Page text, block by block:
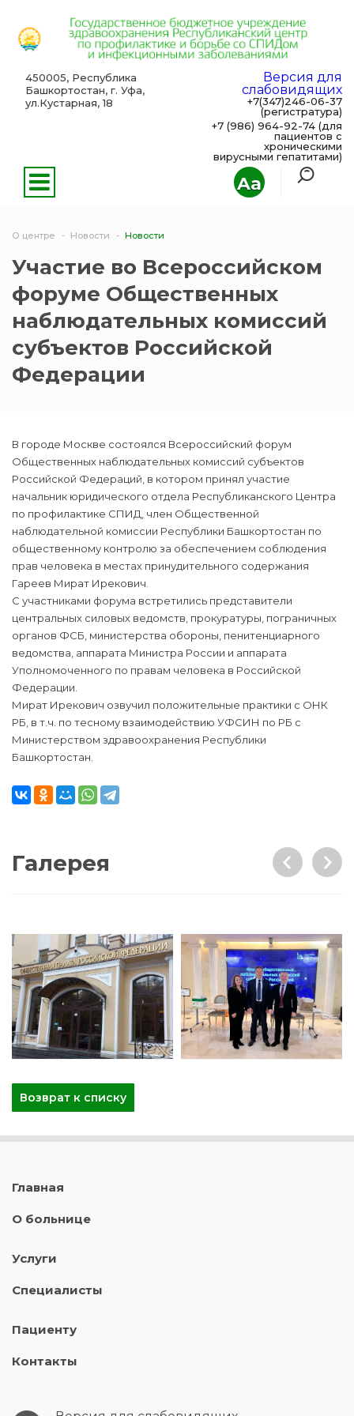
Aa
450005, Республика
Башкортостан, г. Уфа,
ул.Кустарная, 18
Версия для
слабовидящих
+7(347)246-06-37
(регистратура)
+7 (986) 964-92-74 (для
пациентов с
хроническими
вирусными гепатитами)
О центре Новости Новости
Участие во Всероссийском
форуме Общественных
наблюдательных комиссий
субъектов Российской
Федерации
В городе Москве состоялся Всероссийский форум
Общественных наблюдательных комиссий субъектов
Российской Федераций, в котором принял участие
начальник юридического отдела Республиканского Центра
по профилактике СПИД, член Общественной
наблюдательной комиссии Республики Башкортостан по
общественному контролю за обеспечением соблюдения
прав человека в местах принудительного содержания
Гареев Мират Ирекович.
С участниками форума встретились представители
центральных силовых ведомств, прокуратуры, пограничных
органов ФСБ, министерства обороны, пенитенциарного
ведомства, аппарата Министра России и аппарата
Уполномоченного по правам человека в Российской
Федерации.
Мират Ирекович озвучил положительные практики с ОНК
РБ, в т.ч. по тесному взаимодействию УФСИН по РБ с
Министерством здравоохранения Республики
Башкортостан.
Галерея
Возврат к списку
Главная
О больнице
Услуги
Специалисты
Пациенту
Контакты